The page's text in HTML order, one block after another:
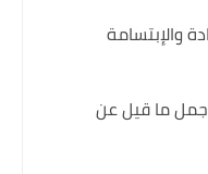
والإبتسامة
ما قيل عن